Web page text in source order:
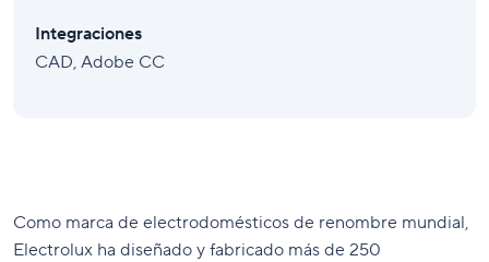
Integraciones
CAD, Adobe CC
Como marca de electrodomésticos de renombre mundial,
Electrolux ha diseñado y fabricado más de 250